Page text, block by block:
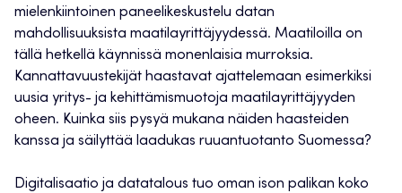
mielenkiintoinen paneelikeskustelu datan
mahdollisuuksista maatilayrittäjyydessä. Maatiloilla on
tällä hetkellä käynnissä monenlaisia murroksia.
Kannattavuustekijät haastavat ajattelemaan esimerkiksi
uusia yritys- ja kehittämismuotoja maatilayrittäjyyden
oheen. Kuinka siis pysyä mukana näiden haasteiden
kanssa ja säilyttää laadukas ruuantuotanto Suomessa?
Digitalisaatio ja datatalous tuo oman ison palikan koko